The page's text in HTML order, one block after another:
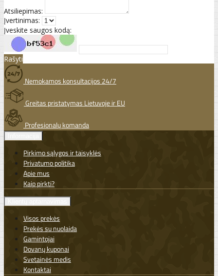
Atsiliepimas:
Įvertinimas:
Įveskite saugos kodą:
Rašyti
Nemokamos konsultacijos 24/7
Greitas pristatymas Lietuvoje ir EU
Profesionalų komanda
Pirkimo sąlygos ir taisyklės
Privatumo politika
Apie mus
Kaip pirkti?
Visos prekės
Prekės su nuolaida
Gamintojai
Dovanų kuponai
Svetainės medis
Kontaktai